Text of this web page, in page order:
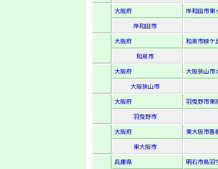
大阪府
岸和田市東
岸和田市
大阪府
和泉市緑ケ
和泉市
大阪府
大阪狭山市
大阪狭山市
大阪府
羽曳野市東
羽曳野市
大阪府
東大阪市善
東大阪市
兵庫県
明石市鳥羽